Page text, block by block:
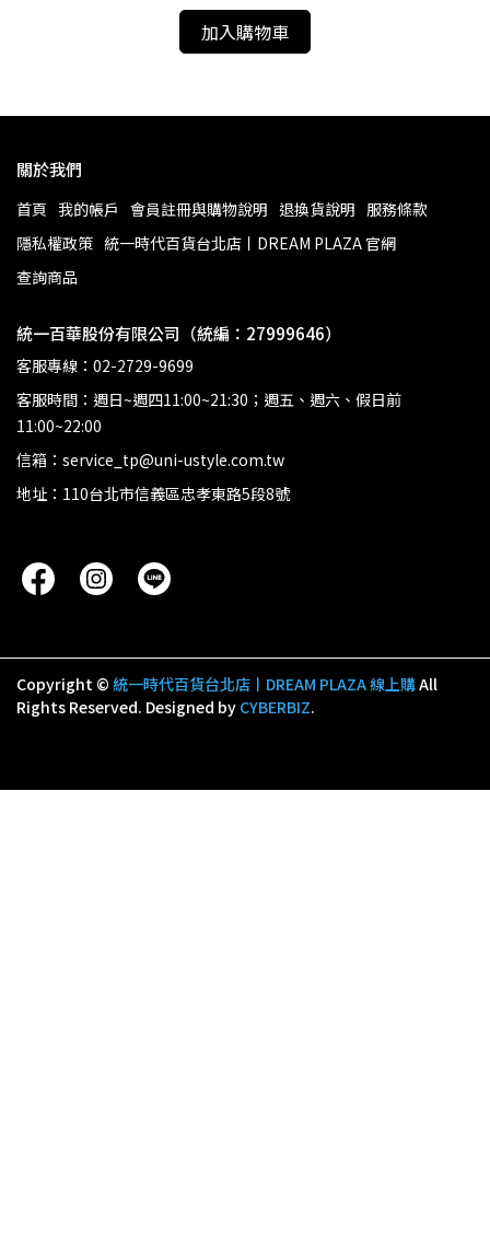
加入購物車
關於我們
首頁 我的帳戶 會員註冊與購物說明 退換貨說明 服務條款
隱私權政策 統一時代百貨台北店丨DREAM PLAZA 官網
查詢商品
統一百華股份有限公司（統編：27999646）
客服專線：02-2729-9699
客服時間：週日~週四11:00~21:30；週五、週六、假日前
11:00~22:00
信箱：service_tp@uni-ustyle.com.tw
地址：110台北市信義區忠孝東路5段8號
Copyright © 統一時代百貨台北店丨DREAM PLAZA 線上購All
Rights Reserved. Designed by CYBERBIZ.